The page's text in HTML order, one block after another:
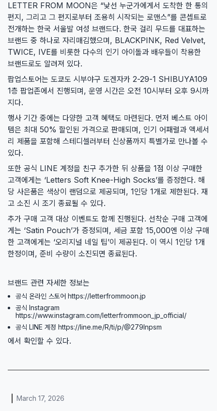
LETTER FROM MOON은 “낯선 누군가에게서 도착한 한 통의
편지, 그리고 그 편지로부터 조용히 시작되는 로맨스”를 콘셉트로
전개하는 한국 서울발 여성 브랜드다. 한국 걸리 무드를 대표하는
브랜드 중 하나로 자리매김했으며, BLACKPINK, Red Velvet,
TWICE, IVE를 비롯한 다수의 인기 아이돌과 배우들이 착용한
브랜드로도 알려져 있다.
팝업스토어는 도쿄도 시부야구 도겐자카 2-29-1 SHIBUYA109
1층 팝업존에서 진행되며, 운영 시간은 오전 10시부터 오후 9시까
지다.
행사 기간 중에는 다양한 고객 혜택도 마련된다. 먼저 베스트 아이
템은 최대 50% 할인된 가격으로 판매되며, 인기 어패럴과 액세서
리 제품을 포함해 스테디셀러부터 신상품까지 특별가로 만나볼 수
있다.
또한 공식 LINE 계정을 친구 추가한 뒤 상품을 1점 이상 구매한
고객에게는 ‘Letters Soft Knee-High Socks’를 증정한다. 해
당 사은품은 색상이 랜덤으로 제공되며, 1인당 1개로 제한된다. 재
고 소진 시 조기 종료될 수 있다.
추가 구매 고객 대상 이벤트도 함께 진행된다. 선착순 구매 고객에
게는 ‘Satin Pouch’가 증정되며, 세금 포함 15,000엔 이상 구매
한 고객에게는 ‘오리지널 네일 팁’이 제공된다. 이 역시 1인당 1개
한정이며, 준비 수량이 소진되면 종료된다.
브랜드 관련 자세한 정보는
공식 온라인 스토어 https://letterfrommoon.jp
공식 Instagram
https://www.instagram.com/letterfrommoon_jp_official/
공식 LINE 계정 https://line.me/R/ti/p/@279lnpsm
에서 확인할 수 있다.
March 17, 2026